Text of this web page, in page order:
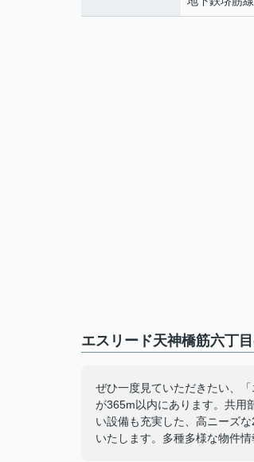
エスリード天神橋筋六丁
ぜひ一度見ていただきたい、
が365m以内にあります。共用
い設備も充実した、高ニーズ
いたします。多種多様な物件